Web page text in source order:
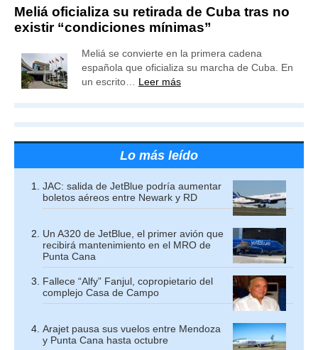
Meliá oficializa su retirada de Cuba tras no
existir “condiciones mínimas”
Meliá se convierte en la primera cadena
española que oficializa su marcha de Cuba. En
un escrito… Leer más
Lo más leído
JAC: salida de JetBlue podría aumentar
boletos aéreos entre Newark y RD
Un A320 de JetBlue, el primer avión que
recibirá mantenimiento en el MRO de
Punta Cana
Fallece “Alfy” Fanjul, copropietario del
complejo Casa de Campo
Arajet pausa sus vuelos entre Mendoza
y Punta Cana hasta octubre